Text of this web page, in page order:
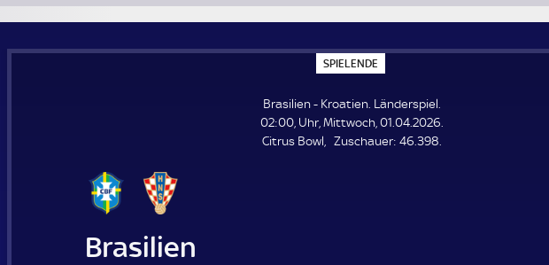
SPIELENDE
P
E
L
E
N
Brasilien - Kroatien. Länderspiel.
02:00, Uhr, Mittwoch, 01.04.2026.
Citrus Bowl
Zuschauer: Z
46.398.
Brasilien